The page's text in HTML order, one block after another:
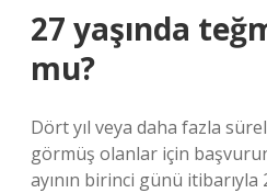
27 yaşında
mu?
Dört yıl veya daha fazla
görmüş olanlar için
ayının birinci günü itibarıyla